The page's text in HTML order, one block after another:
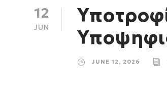
12
JUN
JUNE 12, 2026